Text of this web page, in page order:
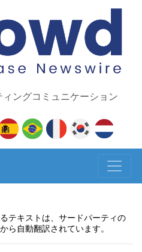
ングコミュニケーション
テキストは、サードパーティの
ら自動翻訳されています。